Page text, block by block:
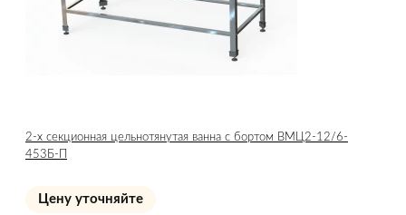
2-х секционная цельнотянутая ванна с бортом ВМЦ2-12/6-
453Б-П
Цену уточняйте